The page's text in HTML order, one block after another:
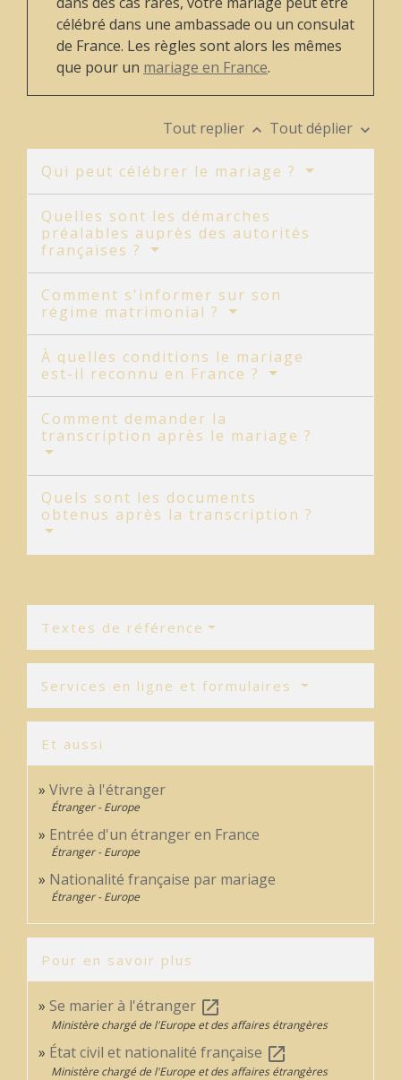
célébré dans une ambassade ou un consulat
de France. Les règles sont alors les mêmes
que pour un mariage en France.
Tout replier keyboard_arrow_up Tout déplier keyboard_arrow_down
Qui peut célébrer le mariage ?
Quelles sont les démarches
préalables auprès des autorités
françaises ?
Comment s'informer sur son
régime matrimonial ?
À quelles conditions le mariage
est-il reconnu en France ?
Comment demander la
transcription après le mariage ?
Quels sont les documents
obtenus après la transcription ?
Textes de référence
Services en ligne et formulaires
Et aussi
Vivre à l'étranger
Étranger - Europe
Entrée d'un étranger en France
Étranger - Europe
Nationalité française par mariage
Étranger - Europe
Pour en savoir plus
Se marier à l'étranger open_in_new
Ministère chargé de l'Europe et des affaires étrangères
État civil et nationalité française open_in_new
Ministère chargé de l'Europe et des affaires étrangères